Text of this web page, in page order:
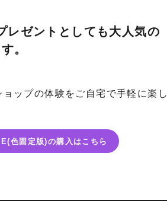
レゼントとしても大人気の
。
ップの体験をご自宅で手軽に楽し
色固定版)の購入はこちら